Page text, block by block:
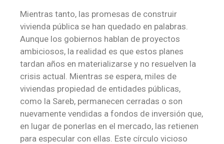
Mientras tanto, las promesas de construir
vivienda pública se han quedado en palabras.
Aunque los gobiernos hablan de proyectos
ambiciosos, la realidad es que estos planes
tardan años en materializarse y no resuelven la
crisis actual. Mientras se espera, miles de
viviendas propiedad de entidades públicas,
como la Sareb, permanecen cerradas o son
nuevamente vendidas a fondos de inversión que,
en lugar de ponerlas en el mercado, las retienen
para especular con ellas. Este círculo vicioso